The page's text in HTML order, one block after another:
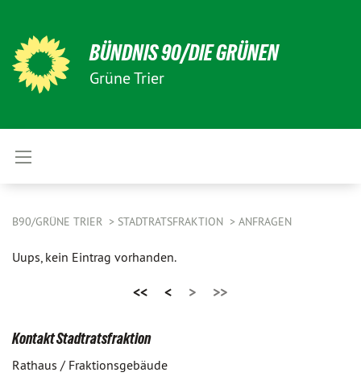
BÜNDNIS 90/DIE GRÜNEN
Grüne Trier
B90/GRÜNE TRIER STADTRATSFRAKTION ANFRAGEN
Uups, kein Eintrag vorhanden.
<< < > >>
Kontakt Stadtratsfraktion
Rathaus / Fraktionsgebäude